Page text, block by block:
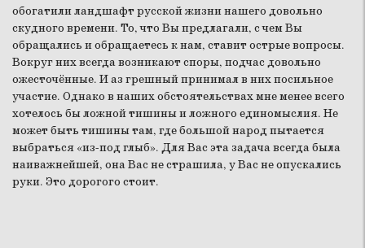
обогатили ландшафт русской жизни нашего довольно
скудного времени. То, что Вы предлагали, с чем Вы
обращались и обращаетесь к нам, ставит острые вопросы.
Вокруг них всегда возникают споры, подчас довольно
ожесточённые. И аз грешный принимал в них посильное
участие. Однако в наших обстоятельствах мне менее всего
хотелось бы ложной тишины и ложного единомыслия. Не
может быть тишины там, где большой народ пытается
выбраться «из-под глыб». Для Вас эта задача всегда была
наиважнейшей, она Вас не страшила, у Вас не опускались
руки. Это дорогого стоит.